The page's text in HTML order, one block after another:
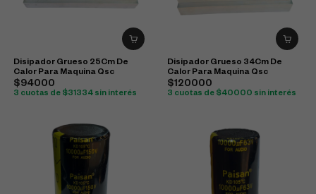
Disipador Grueso 25Cm De
Calor Para Maquina Qsc
$94000
3 cuotas de $31334 sin interés
Disipador Grueso 34Cm De
Calor Para Maquina Qsc
$120000
3 cuotas de $40000 sin interés